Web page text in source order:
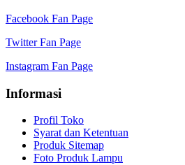
Facebook Fan Page
Twitter Fan Page
Instagram Fan Page
Informasi
Profil Toko
Syarat dan Ketentuan
Produk Sitemap
Foto Produk Lampu